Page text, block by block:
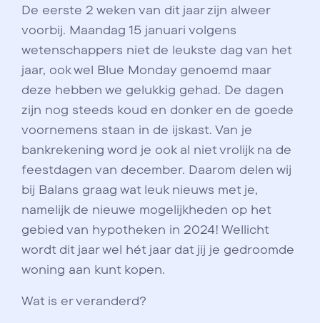
De eerste 2 weken van dit jaar zijn alweer
voorbij. Maandag 15 januari volgens
wetenschappers niet de leukste dag van het
jaar, ook wel Blue Monday genoemd maar
deze hebben we gelukkig gehad. De dagen
zijn nog steeds koud en donker en de goede
voornemens staan in de ijskast. Van je
bankrekening word je ook al niet vrolijk na de
feestdagen van december. Daarom delen wij
bij Balans graag wat leuk nieuws met je,
namelijk de nieuwe mogelijkheden op het
gebied van hypotheken in 2024! Wellicht
wordt dit jaar wel hét jaar dat jij je gedroomde
woning aan kunt kopen.
Wat is er veranderd?